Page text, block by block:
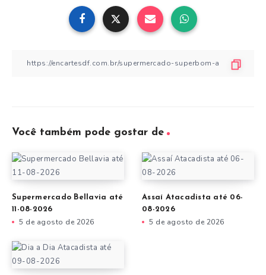
Você também pode gostar de
Supermercado Bellavia até
11-08-2026
5 de agosto de 2026
Assaí Atacadista até 06-
08-2026
5 de agosto de 2026